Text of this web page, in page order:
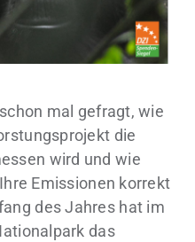
mal gefragt, wie
die
wird und wie
Emissionen korrekt
des Jahres hat im
das